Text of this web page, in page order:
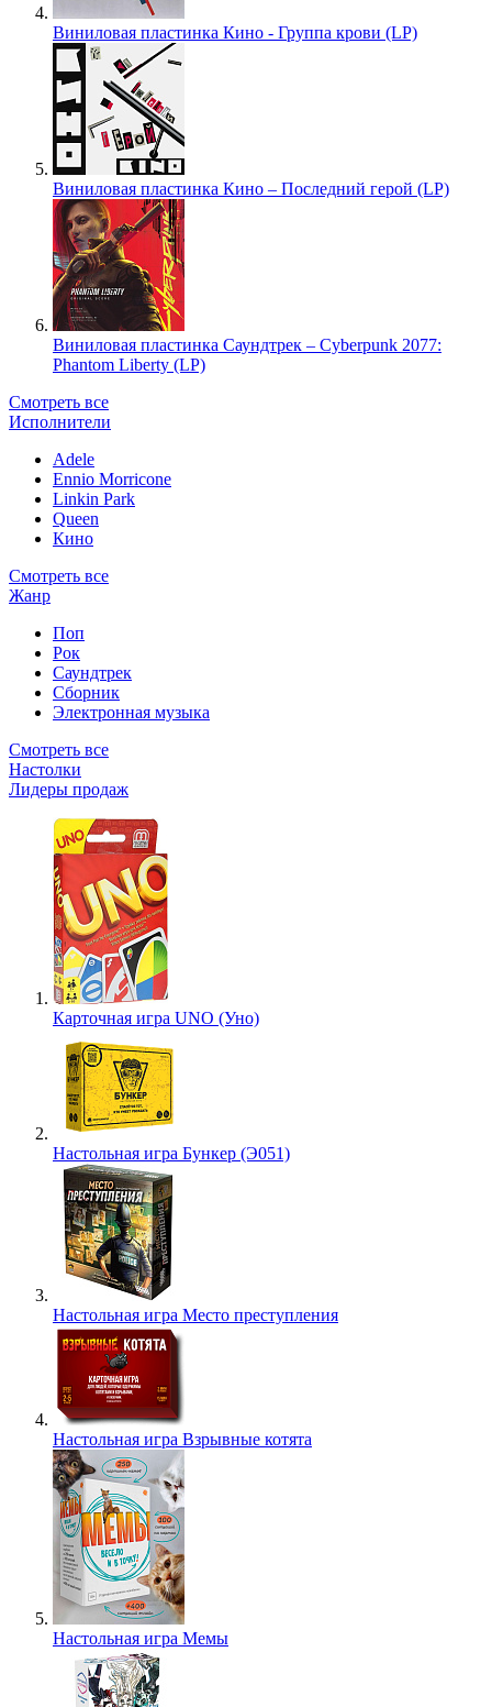
Виниловая пластинка Кино - Группа крови (LP)
Виниловая пластинка Кино – Последний герой (LP)
Виниловая пластинка Саундтрек – Cyberpunk 2077:
Phantom Liberty (LP)
Смотреть все
Исполнители
Adele
Ennio Morricone
Linkin Park
Queen
Кино
Смотреть все
Жанр
Поп
Рок
Саундтрек
Сборник
Электронная музыка
Смотреть все
Настолки
Лидеры продаж
Карточная игра UNO (Уно)
Настольная игра Бункер (Э051)
Настольная игра Место преступления
Настольная игра Взрывные котята
Настольная игра Мемы